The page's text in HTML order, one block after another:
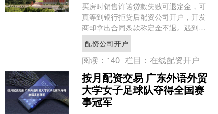
买房时销售许诺贷款失败可退定金，可
真等到银行拒贷后配资公司开户，开发
商却拿出合同条款称定金不退。遇到这
种情况该怎么处理？近日，广州市白云
区人民法院审结一起房屋买....
配资公司开户
阅读： 140 栏目：在线配资开户
按月配资交易 广东外语外贸
大学女子足球队夺得全国赛
事冠军